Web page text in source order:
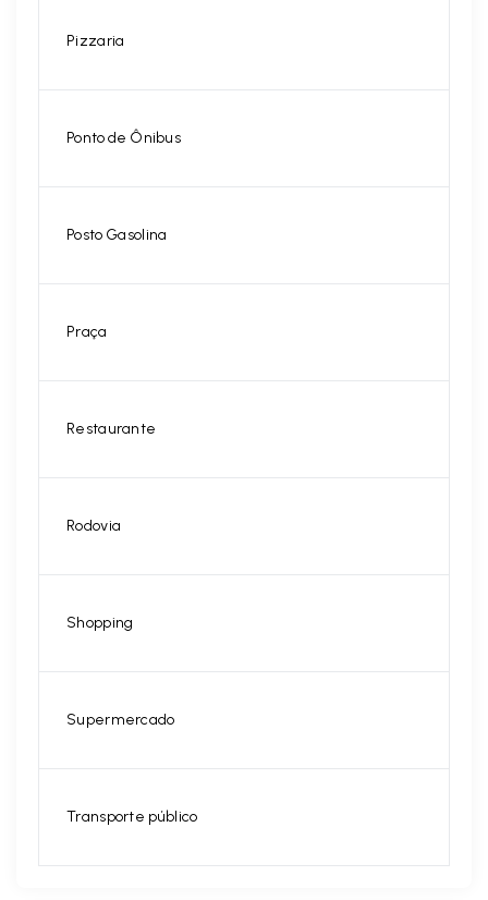
Pizzaria
Ponto de Ônibus
Posto Gasolina
Praça
Restaurante
Rodovia
Shopping
Supermercado
Transporte público